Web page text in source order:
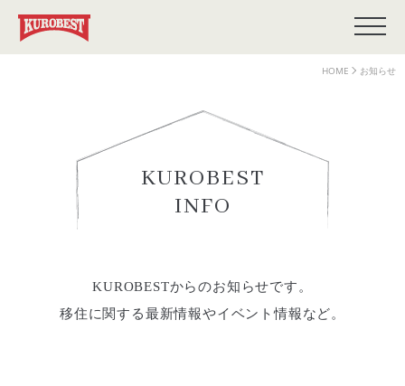
HOME お知らせ
KUROBEST
INFO
KUROBESTからのお知らせです。
移住に関する最新情報やイベント情報など。